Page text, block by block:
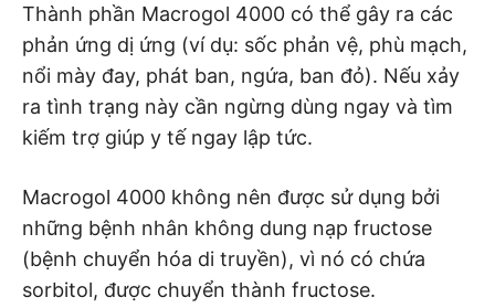
Thành phần Macrogol 4000 có thể gây ra các
phản ứng dị ứng (ví dụ: sốc phản vệ, phù mạch,
nổi mày đay, phát ban, ngứa, ban đỏ). Nếu xảy
ra tình trạng này cần ngừng dùng ngay và tìm
kiếm trợ giúp y tế ngay lập tức.
Macrogol 4000 không nên được sử dụng bởi
những bệnh nhân không dung nạp fructose
(bệnh chuyển hóa di truyền), vì nó có chứa
sorbitol, được chuyển thành fructose.